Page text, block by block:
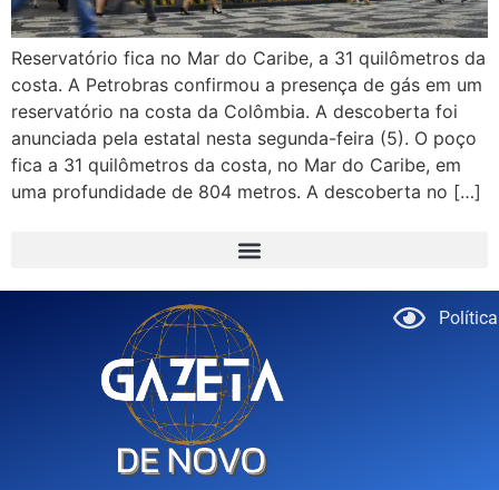
Reservatório fica no Mar do Caribe, a 31 quilômetros da
costa. A Petrobras confirmou a presença de gás em um
reservatório na costa da Colômbia. A descoberta foi
anunciada pela estatal nesta segunda-feira (5). O poço
fica a 31 quilômetros da costa, no Mar do Caribe, em
uma profundidade de 804 metros. A descoberta no […]